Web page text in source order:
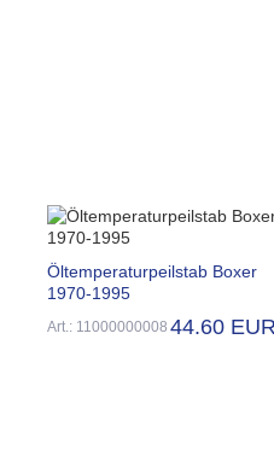
Öltemperaturpeilstab Boxer
1970-1995
Art.: 11000000008 44.60